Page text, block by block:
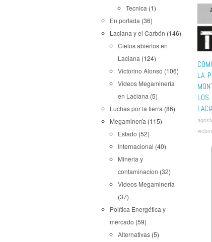
Tecnica (1)
En portada (36)
Laciana y el Carbón (146)
Cielos abiertos en
Laciana (124)
Victorino Alonso (106)
Videos Megamineria
en Laciana (5)
Luchas por la tierra (86)
Megaminería (115)
Estado (52)
Internacional (40)
Mineria y
contaminacion (32)
Videos Megamineria
(37)
Política Energética y
mercado (59)
Alternativas (5)
LA
LOS